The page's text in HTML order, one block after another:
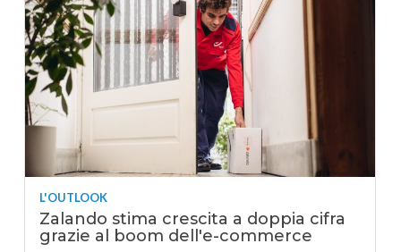
L'OUTLOOK
Zalando stima crescita a doppia cifra
grazie al boom dell'e-commerce